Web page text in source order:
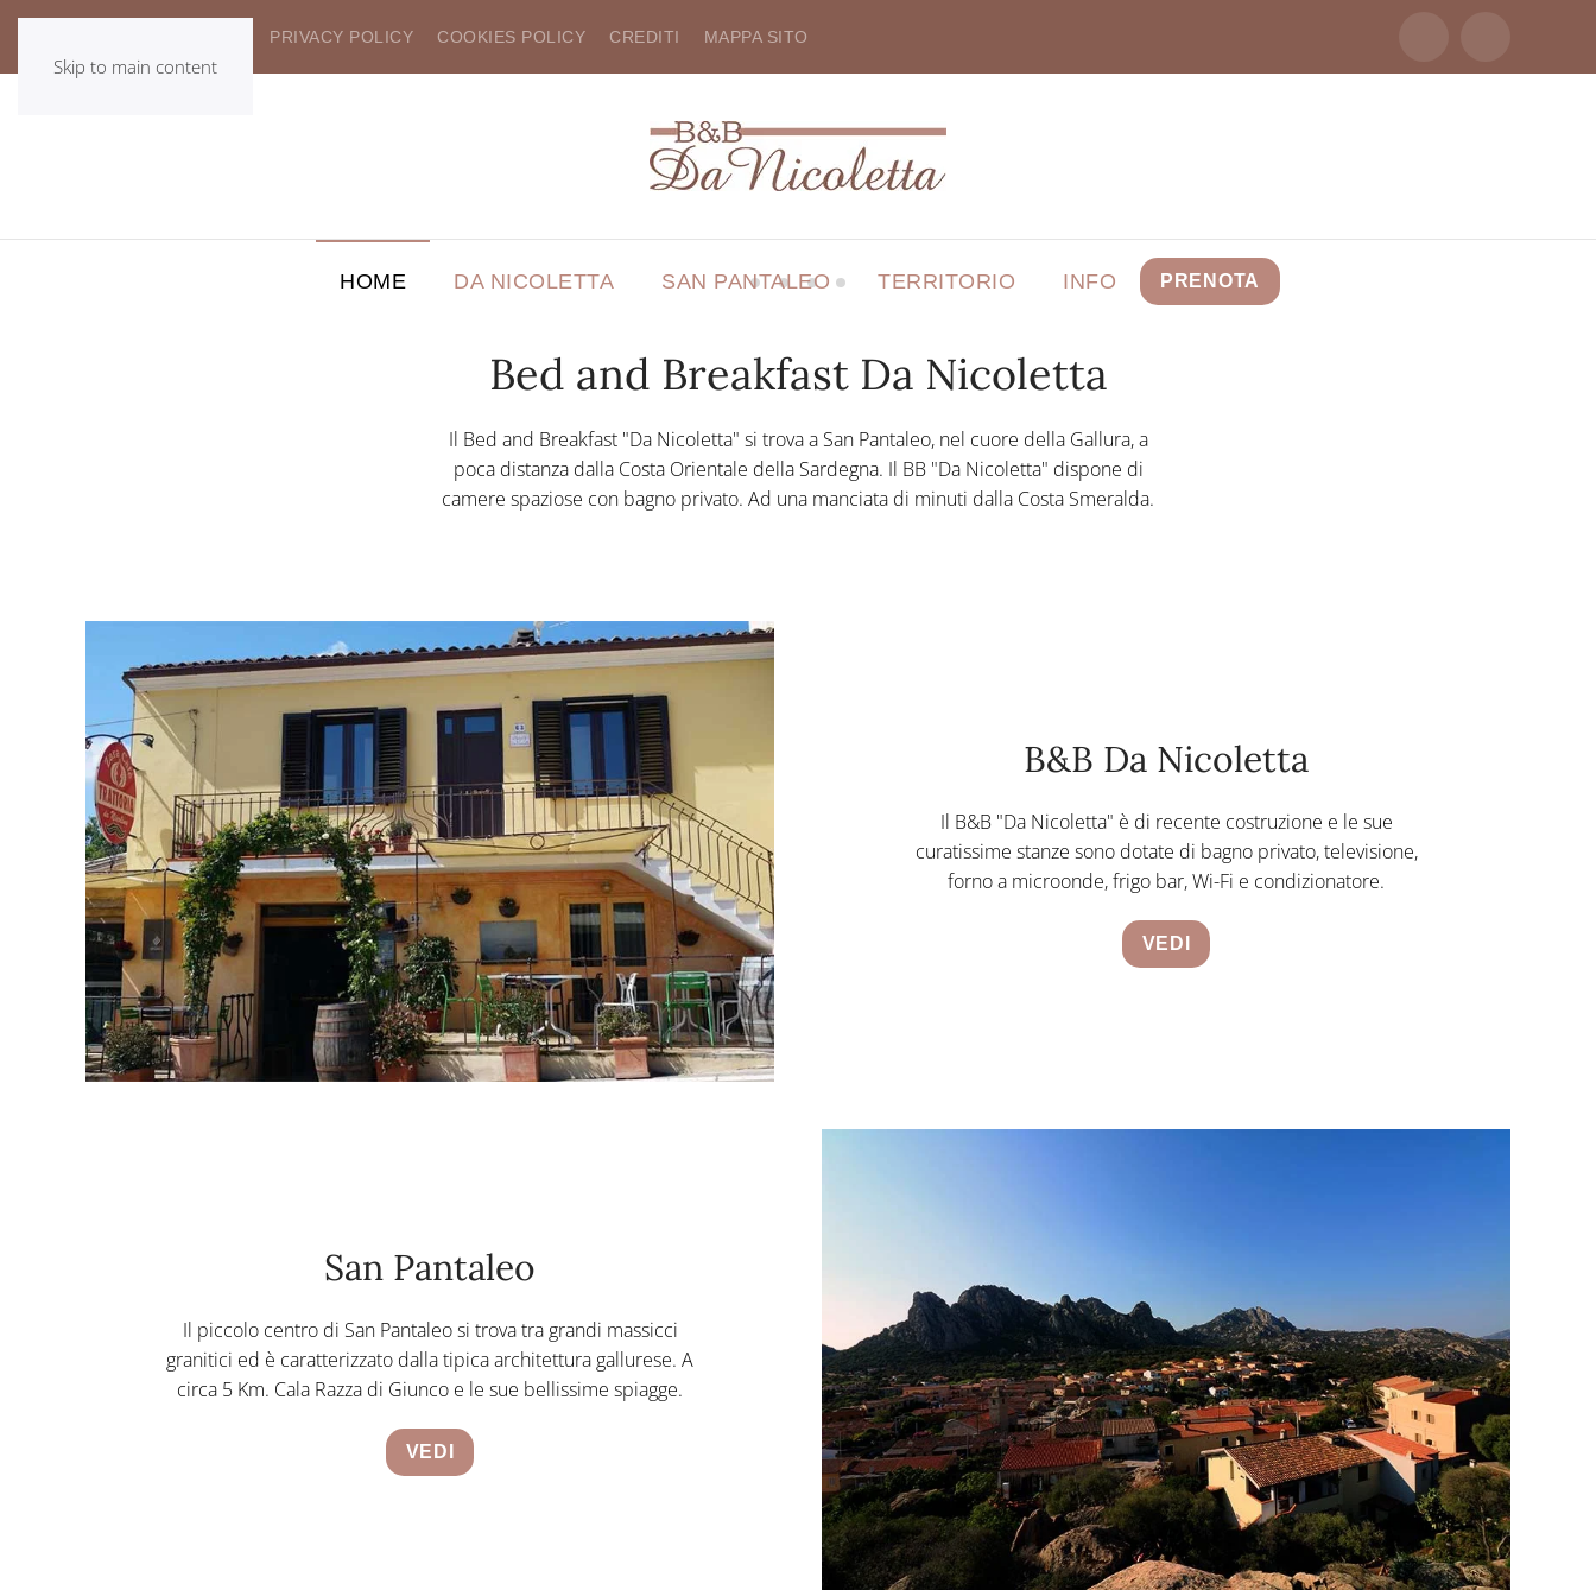
Skip to main content
PRIVACY POLICY COOKIES POLICY CREDITI MAPPA SITO
HOME DA NICOLETTA SAN PANTALEO TERRITORIO INFO PRENOTA
Bed and Breakfast Da Nicoletta
Il Bed and Breakfast "Da Nicoletta" si trova a San Pantaleo, nel cuore della Gallura, a
poca distanza dalla Costa Orientale della Sardegna. Il BB "Da Nicoletta" dispone di
camere spaziose con bagno privato. Ad una manciata di minuti dalla Costa Smeralda.
B&B Da Nicoletta
Il B&B "Da Nicoletta" è di recente costruzione e le sue
curatissime stanze sono dotate di bagno privato, televisione,
forno a microonde, frigo bar, Wi-Fi e condizionatore.
VEDI
San Pantaleo
Il piccolo centro di San Pantaleo si trova tra grandi massicci
granitici ed è caratterizzato dalla tipica architettura gallurese. A
circa 5 Km. Cala Razza di Giunco e le sue bellissime spiagge.
VEDI